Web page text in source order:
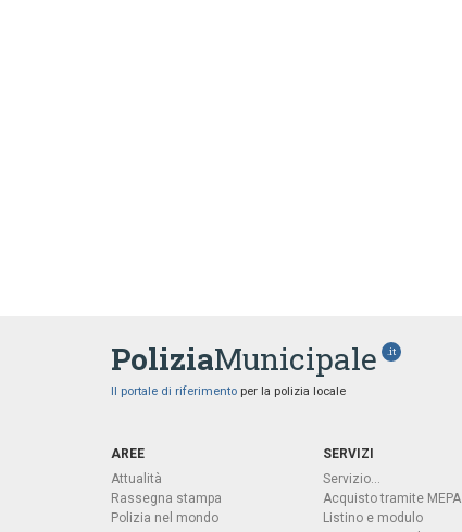
PoliziaMunicipale .it
Il portale di riferimento per la polizia locale
AREE
Attualità
Rassegna stampa
Polizia nel mondo
SERVIZI
Servizio...
Acquisto tramite MEPA
Listino e modulo